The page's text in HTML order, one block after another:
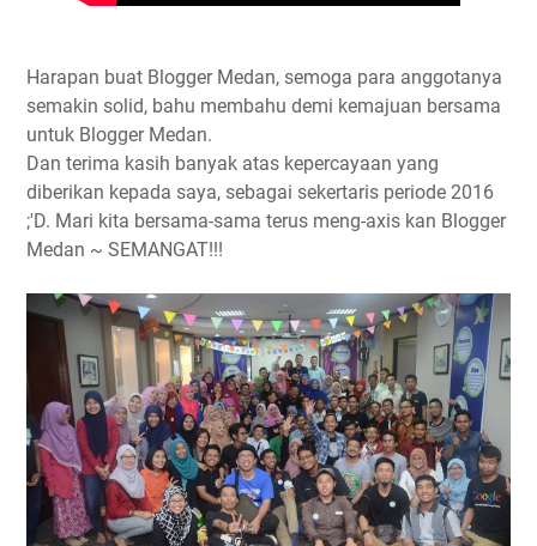
Harapan buat Blogger Medan, semoga para anggotanya
semakin solid, bahu membahu demi kemajuan bersama
untuk Blogger Medan.
Dan terima kasih banyak atas kepercayaan yang
diberikan kepada saya, sebagai sekertaris periode 2016
;'D. Mari kita bersama-sama terus meng-axis kan Blogger
Medan ~ SEMANGAT!!!